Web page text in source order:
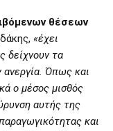
θέσεων
«έχει
δείχνουν τα
ανεργία. Όπως και
ο μέσος μισθός
αυτής της
και